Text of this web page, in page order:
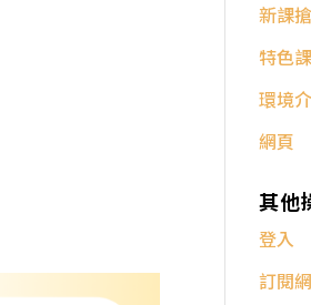
新課
特色
環境
網頁
其他
登入
訂閱